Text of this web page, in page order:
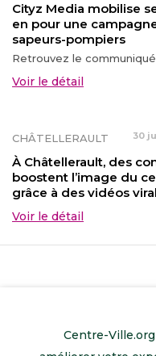
Cityz Media mobilise
en pour une
sapeurs-pompiers
Retrouvez le
Voir le détail
CHÂTELLERAULT 30
À Châtellerault, des
boostent l’image du
grâce à des vidéos
Voir le détail
Centre-